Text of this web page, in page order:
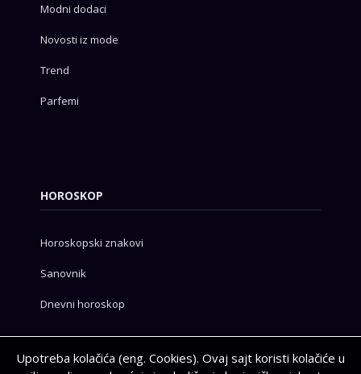
Modni dodaci
Novosti iz mode
Trend
Parfemi
HOROSKOP
Horoskopski znakovi
Sanovnik
Dnevni horoskop
Upotreba kolačića (eng. Cookies). Ovaj sajt koristi kolačiće u